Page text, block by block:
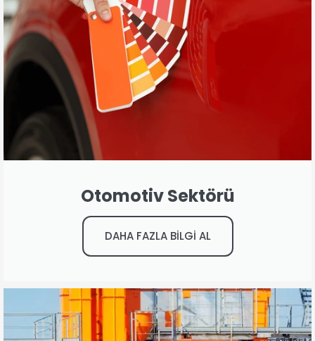
Otomotiv Sektörü
DAHA FAZLA BİLGİ AL